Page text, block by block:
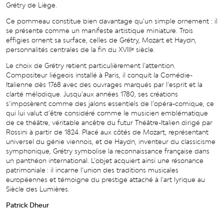
Grétry de Liège.
Ce pommeau constitue bien davantage qu’un simple ornement : il
se présente comme un manifeste artistique miniature. Trois
effigies ornent sa surface, celles de Grétry, Mozart et Haydn,
personnalités centrales de la fin du XVIIIᵉ siècle.
Le choix de Grétry retient particulièrement l’attention.
Compositeur liégeois installé à Paris, il conquit la Comédie-
Italienne dès 1768 avec des ouvrages marqués par l’esprit et la
clarté mélodique. Jusqu’aux années 1780, ses créations
s’imposèrent comme des jalons essentiels de l’opéra-comique, ce
qui lui valut d’être considéré comme le musicien emblématique
de ce théâtre, véritable ancêtre du futur Théâtre-Italien dirigé par
Rossini à partir de 1824. Placé aux côtés de Mozart, représentant
universel du génie viennois, et de Haydn, inventeur du classicisme
symphonique, Grétry symbolise la reconnaissance française dans
un panthéon international. L’objet acquiert ainsi une résonance
patrimoniale : il incarne l’union des traditions musicales
européennes et témoigne du prestige attaché à l’art lyrique au
Siècle des Lumières.
Patrick Dheur